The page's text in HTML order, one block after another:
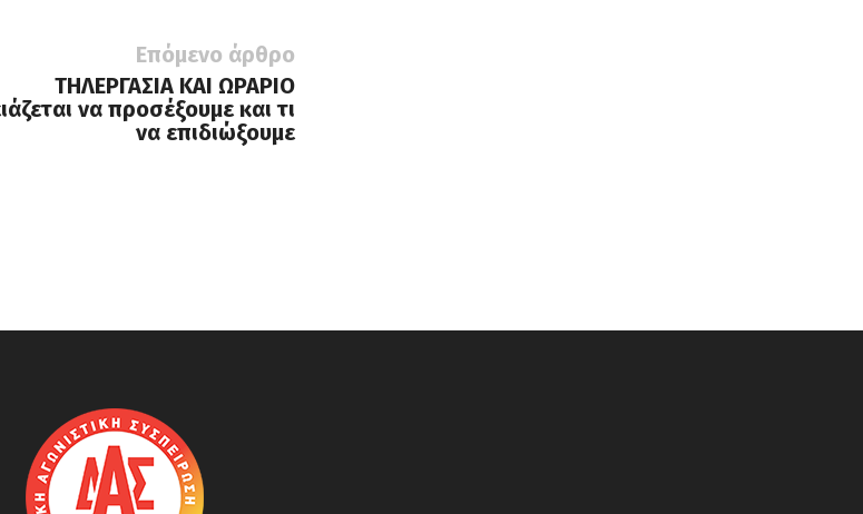
Επόμενο άρθρο
ΤΗΛΕΡΓΑΣΙΑ ΚΑΙ ΩΡΑΡΙΟ
να προσέξουμε και τι
να επιδιώξουμε